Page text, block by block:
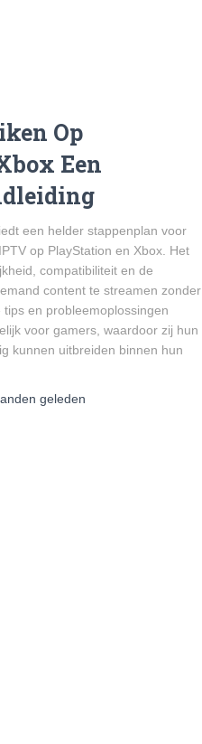
Op
Een
een helder stappenplan voor
op PlayStation en Xbox. Het
compatibiliteit en de
content te streamen zonder
en probleemoplossingen
voor gamers, waardoor zij hun
kunnen uitbreiden binnen hun
geleden